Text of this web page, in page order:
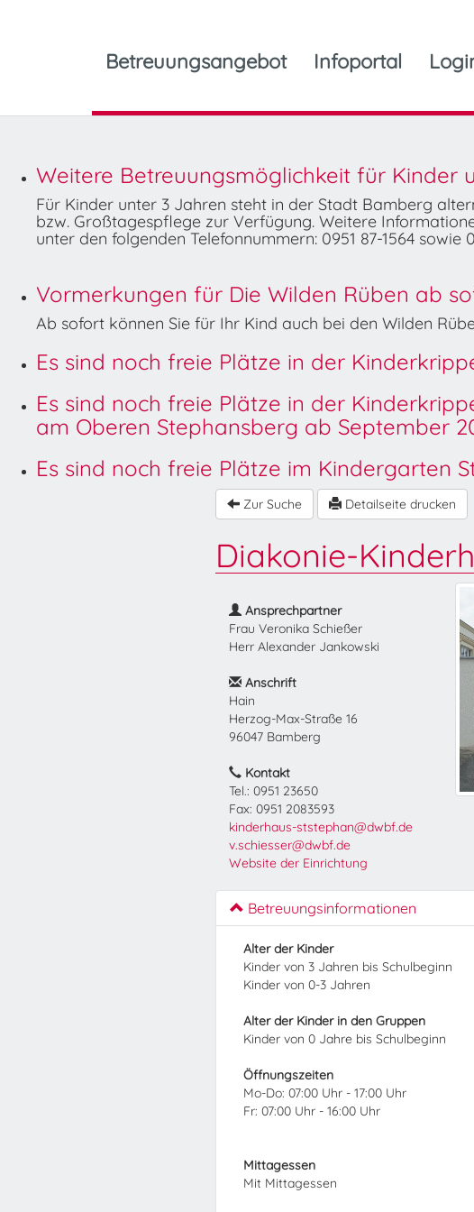
Betreuungsangebot Infoportal
Weitere Betreuungsmöglichkeit für Kinder
Für Kinder unter 3 Jahren steht in der Stadt Bamberg
bzw. Großtagespflege zur Verfügung. Weitere
unter den folgenden Telefonnummern: 0951 87-1564 sowie
Vormerkungen für Die Wilden Rüben ab
Ab sofort können Sie für Ihr Kind auch bei den Wilden
Es sind noch freie Plätze in der
Es sind noch freie Plätze in der
am Oberen Stephansberg ab September
Es sind noch freie Plätze im Kindergarten
Zur Suche Detailseite drucken
Diakonie-
Ansprechpartner
Frau Veronika Schießer
Herr Alexander Jankowski
Anschrift
Hain
Herzog-Max-Straße 16
96047 Bamberg
Kontakt
Tel.: 0951 23650
Fax: 0951 2083593
kinderhaus-ststephan@dwbf.de
v.schiesser@dwbf.de
Website der Einrichtung
Betreuungsinformationen
Alter der Kinder
Kinder von 3 Jahren bis Schulbeginn
Kinder von 0-3 Jahren
Alter der Kinder in den Gruppen
Kinder von 0 Jahre bis Schulbeginn
Öffnungszeiten
Mo-Do: 07:00 Uhr - 17:00 Uhr
Fr: 07:00 Uhr - 16:00 Uhr
Mittagessen
Mit Mittagessen